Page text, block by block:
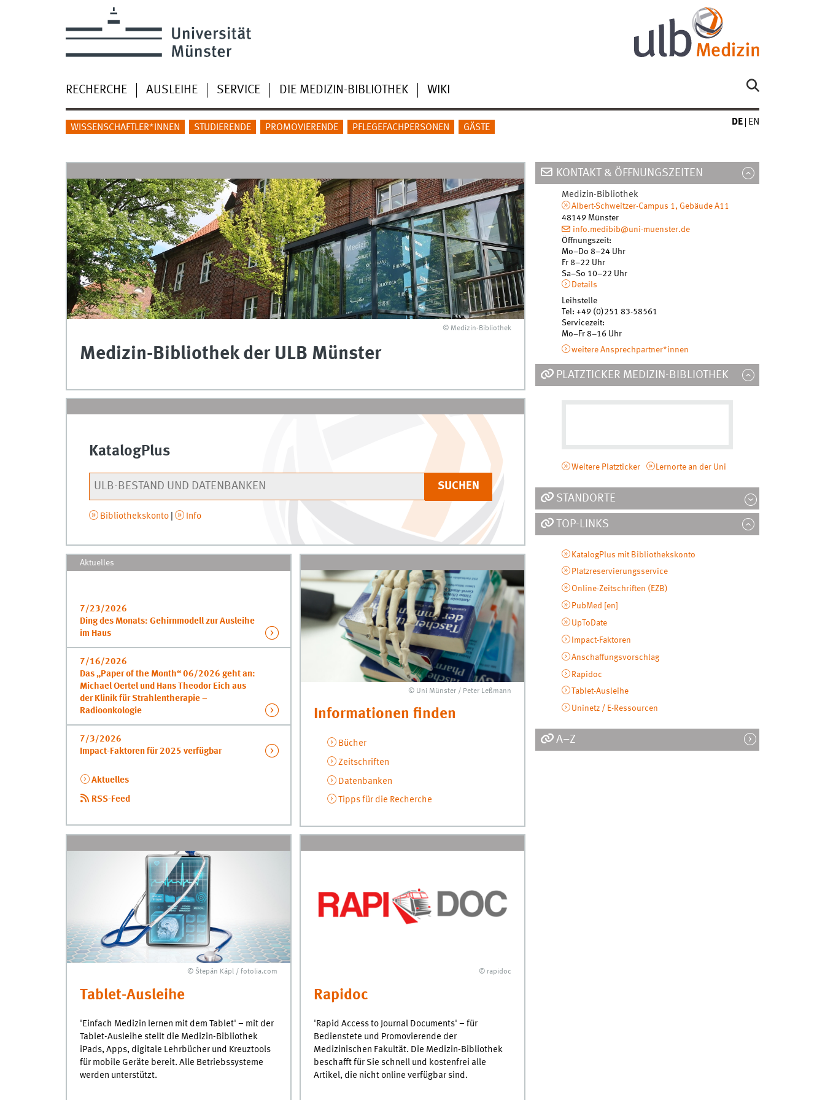
RECHERCHE AUSLEIHE SERVICE DIE MEDIZIN-BIBLIOTHEK WIKI
WISSENSCHAFTLER*INNEN STUDIERENDE PROMOVIERENDE PFLEGEFACHPERSONEN GÄSTE
DE EN
© Medizin-Bibliothek
Medizin-Bibliothek der ULB Münster
KatalogPlus
Bibliothekskonto| Info
Aktuelles
7/23/2026
Ding des Monats: Gehirnmodell zur Ausleihe
im Haus
7/16/2026
Das „Paper of the Month“ 06/2026 geht an:
Michael Oertel und Hans Theodor Eich aus
der Klinik für Strahlentherapie –
Radioonkologie
7/3/2026
Impact-Faktoren für 2025 verfügbar
Aktuelles
RSS-Feed
© Uni Münster / Peter Leßmann
Informationen finden
Bücher
Zeitschriften
Datenbanken
Tipps für die Recherche
© Štepán Kápl / fotolia.com
Tablet-Ausleihe
'Einfach Medizin lernen mit dem Tablet' – mit der
Tablet-Ausleihe stellt die Medizin-Bibliothek
iPads, Apps, digitale Lehrbücher und Kreuztools
für mobile Geräte bereit. Alle Betriebssysteme
werden unterstützt.
© rapidoc
Rapidoc
'Rapid Access to Journal Documents' – für
Bedienstete und Promovierende der
Medizinischen Fakultät. Die Medizin-Bibliothek
beschafft für Sie schnell und kostenfrei alle
Artikel, die nicht online verfügbar sind.
KONTAKT & ÖFFNUNGSZEITEN
Medizin-Bibliothek
Albert-Schweitzer-Campus 1, Gebäude A11
48149 Münster
info.medibib@uni-muenster.de
Öffnungszeit:
Mo–Do 8–24 Uhr
Fr 8–22 Uhr
Sa–So 10–22 Uhr
Details
Leihstelle
Tel:+49 (0)251 83-58561
Servicezeit:
Mo–Fr 8–16 Uhr
weitere Ansprechpartner*innen
PLATZTICKER MEDIZIN-BIBLIOTHEK
Weitere Platzticker Lernorte an der Uni
STANDORTE
TOP-LINKS
KatalogPlus mit Bibliothekskonto
Platzreservierungsservice
Online-Zeitschriften (EZB)
PubMed [ en
UpToDate
Impact-Faktoren
Anschaffungsvorschlag
Rapidoc
Tablet-Ausleihe
Uninetz / E-Ressourcen
A–Z